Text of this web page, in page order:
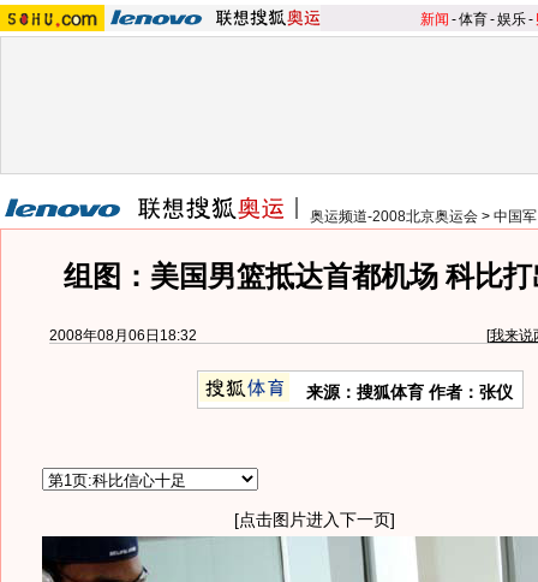
新闻 -体育-娱乐-
奥运频道-2008北京奥运会 > 中国
组图：美国男篮抵达首都机场 科比
2008年08月06日18:32 [我来说
来源：搜狐体育 作者：张仪
[点击图片进入下一页]